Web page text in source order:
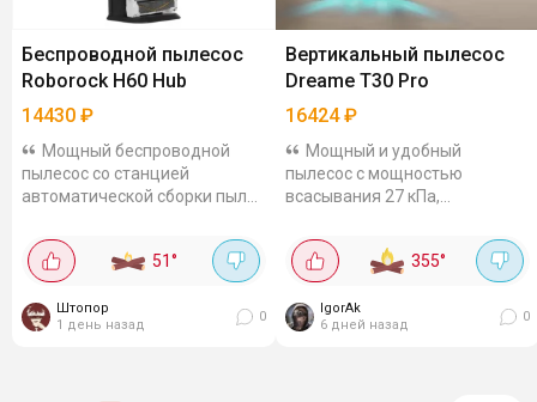
Беспроводной пылесос
Roborock H60 Hub
14430 ₽
Мощный беспроводной
пылесос со станцией
автоматической сборки пыли
Сила всасывания до 115 Авт,
съёмный аккумулятор, до 60
минут беспрерывной...
51°
Штопор
1 день назад
0
Вертикальный пылесос
Dreame T30 Pro
16424₽
Мощный и удобный
пылесос с мощностью
всасывания 27 кПа,
технологией СелесТект,
подсветкой и 5 уровнями
фильтрации. Обеспечивает
до 90 минут...
355°
IgorAk
6 дней назад
0